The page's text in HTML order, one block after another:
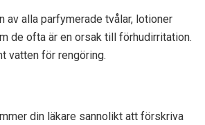
av alla parfymerade tvålar, lotioner
de ofta är en orsak till förhudirritation.
vatten för rengöring.
din läkare sannolikt att förskriva